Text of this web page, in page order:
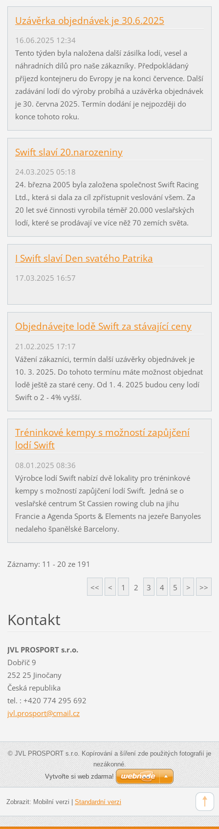
Uzávěrka objednávek je 30.6.2025
16.06.2025 12:34
Tento týden byla naložena další zásilka lodí, vesel a
náhradních dílů pro naše zákazníky. Předpokládaný
příjezd kontejneru do Evropy je na konci července. Další
zadávání lodí do výroby probíhá a uzávěrka objednávek
je 30. června 2025. Termín dodání je nejpozději do
konce tohoto roku.
Swift slaví 20.narozeniny
24.03.2025 05:18
24. března 2005 byla založena společnost Swift Racing
Ltd., která si dala za cíl zpřístupnit veslování všem. Za
20 let své činnosti vyrobila téměř 20.000 veslařských
lodí, které se prodávají ve více něž 70 zemích světa.
I Swift slaví Den svatého Patrika
17.03.2025 16:57
Objednávejte lodě Swift za stávající ceny
21.02.2025 17:17
Vážení zákazníci, termín další uzávěrky objednávek je
10. 3. 2025. Do tohoto termínu máte možnost objednat
lodě ještě za staré ceny. Od 1. 4. 2025 budou ceny lodí
Swift o 2 - 4% vyšší.
Tréninkové kempy s možností zapůjčení
lodí Swift
08.01.2025 08:36
Výrobce lodí Swift nabízí dvě lokality pro tréninkové
kempy s možností zapůjčení lodí Swift. Jedná se o
veslařské centrum St Cassien rowing club na jihu
Francie a Agenda Sports & Elements na jezeře Banyoles
nedaleho španělské Barcelony.
Záznamy: 11 - 20 ze 191
<< < 1 2 3 4 5 > >>
Kontakt
JVL PROSPORT s.r.o.
Dobříč 9
252 25 Jinočany
Česká republika
tel. : +420 774 295 692
jvl.prosport@cmail.cz
© JVL PROSPORT s.r.o. Kopírování a šíření zde použitých fotografií je
nezákonné.
Vytvořte si web zdarma!
Zobrazit: Mobilní verzi Standardní verzi